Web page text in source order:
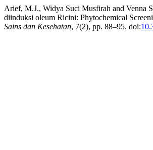
Arief, M.J., Widya Suci Musfirah and Venna
diinduksi oleum Ricini: Phytochemical
Sains dan Kesehatan, 7(2), pp. 88–95. doi: